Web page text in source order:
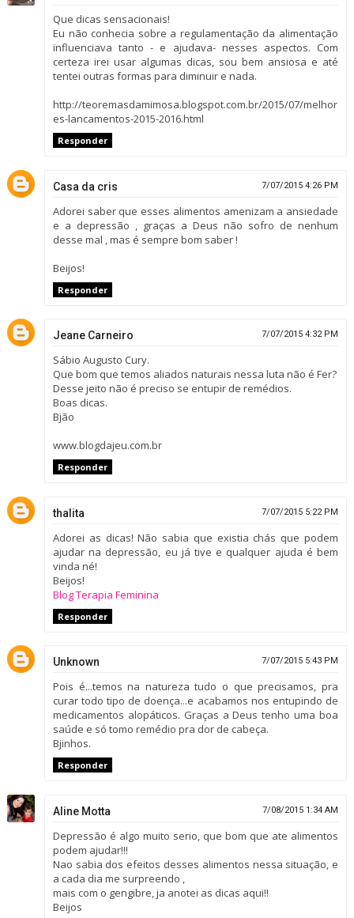
Que dicas sensacionais!
Eu não conhecia sobre a regulamentação da alimentação
influenciava tanto - e ajudava- nesses aspectos. Com
certeza irei usar algumas dicas, sou bem ansiosa e até
tentei outras formas para diminuir e nada.
http://teoremasdamimosa.blogspot.com.br/2015/07/melhor
es-lancamentos-2015-2016.html
Responder
Casa da cris 7/07/2015 4:26 PM
Adorei saber que esses alimentos amenizam a ansiedade
e a depressão , graças a Deus não sofro de nenhum
desse mal , mas é sempre bom saber !
Beijos!
Responder
Jeane Carneiro 7/07/2015 4:32 PM
Sábio Augusto Cury.
Que bom que temos aliados naturais nessa luta não é Fer?
Desse jeito não é preciso se entupir de remédios.
Boas dicas.
Bjão
www.blogdajeu.com.br
Responder
thalita 7/07/2015 5:22 PM
Adorei as dicas! Não sabia que existia chás que podem
ajudar na depressão, eu já tive e qualquer ajuda é bem
vinda né!
Beijos!
Blog Terapia Feminina
Responder
Unknown 7/07/2015 5:43 PM
Pois é...temos na natureza tudo o que precisamos, pra
curar todo tipo de doença...e acabamos nos entupindo de
medicamentos alopáticos. Graças a Deus tenho uma boa
saúde e só tomo remédio pra dor de cabeça.
Bjinhos.
Responder
Aline Motta 7/08/2015 1:34 AM
Depressão é algo muito serio, que bom que ate alimentos
podem ajudar!!!
Nao sabia dos efeitos desses alimentos nessa situação, e
a cada dia me surpreendo ,
mais com o gengibre, ja anotei as dicas aqui!!
Beijos